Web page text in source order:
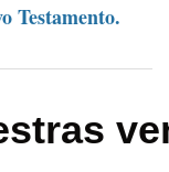
Testamento.